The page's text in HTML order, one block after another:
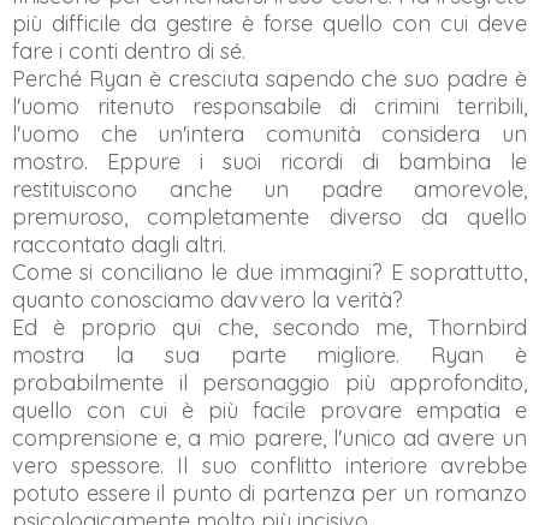
più difficile da gestire è forse quello con cui deve
fare i conti dentro di sé.
Perché Ryan è cresciuta sapendo che suo padre è
l'uomo ritenuto responsabile di crimini terribili,
l'uomo che un'intera comunità considera un
mostro. Eppure i suoi ricordi di bambina le
restituiscono anche un padre amorevole,
premuroso, completamente diverso da quello
raccontato dagli altri.
Come si conciliano le due immagini? E soprattutto,
quanto conosciamo davvero la verità?
Ed è proprio qui che, secondo me, Thornbird
mostra la sua parte migliore. Ryan è
probabilmente il personaggio più approfondito,
quello con cui è più facile provare empatia e
comprensione e, a mio parere, l'unico ad avere un
vero spessore. Il suo conflitto interiore avrebbe
potuto essere il punto di partenza per un romanzo